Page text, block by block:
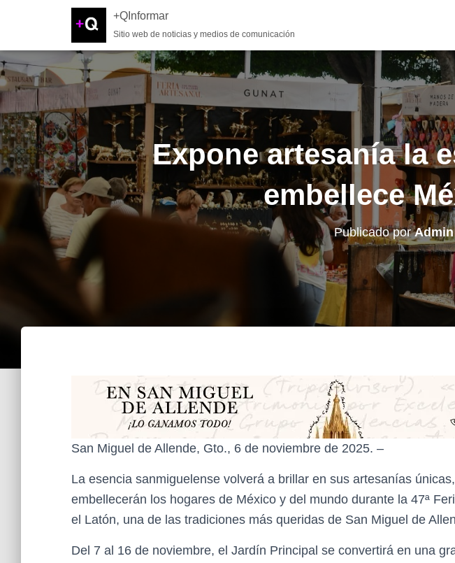
+QInformar
Sitio web de noticias y medios de comunicación
Expone artesanía la
embellece
Publicado porAdmin
San Miguel de Allende, Gto., 6 de noviembre de 2025. –
La esencia sanmiguelense volverá a brillar en sus artesanías
embellecerán los hogares de México y del mundo durante la 47ª
el Latón, una de las tradiciones más queridas de San Miguel de
Del 7 al 16 de noviembre, el Jardín Principal se convertirá en una